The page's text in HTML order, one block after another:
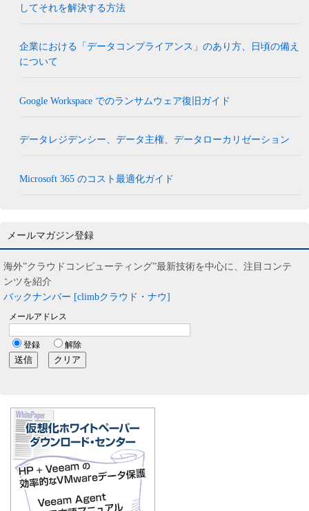
してそれを解決する方法
企業における「データコンプライアンス」のあり方、日頃の備え
について
Google Workspace でのランサムウェア復旧ガイド
データレジデンシー、データ主権、データローカリゼーション
Microsoft 365 のコスト最適化ガイド
メールマガジン登録
海外”クラウドコンピューティング”最新技術を中心に、注目コンテ
ンツを紹介
バックナンバー [climbクラウド・ナウ]